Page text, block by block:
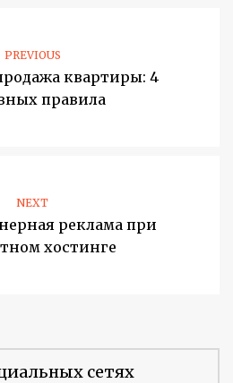
PREVIOUS
квартиры: 4
правила
NEXT
реклама при
хостинге
сетях